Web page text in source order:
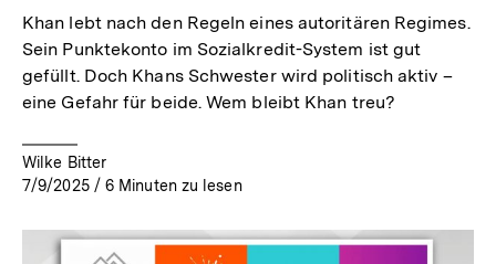
Khan lebt nach den Regeln eines autoritären Regimes.
Sein Punktekonto im Sozialkredit-System ist gut
gefüllt. Doch Khans Schwester wird politisch aktiv –
eine Gefahr für beide. Wem bleibt Khan treu?
Wilke Bitter
7/9/2025 / 6 Minuten zu lesen